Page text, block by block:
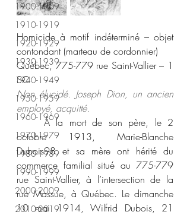
1900-1909
1910-1919
1920-1929
1930-1939
1940-1949
1950-1959
1960-1969
1970-1979
1980-1989
1990-1999
2000-2009
2010-2019
Homicide à motif indéterminé – objet
contondant (marteau de cordonnier)
Québec, 775-779 rue Saint-Vallier – 1
SC
Non élucidé. Joseph Dion, un ancien
employé, acquitté.
	À la mort de son père, le 2
octobre 1913, Marie-Blanche
Dubois98 et sa mère ont hérité du
commerce familial situé au 775-779
rue Saint-Vallier, à l’intersection de la
rue Massue, à Québec. Le dimanche
10 mai 1914, Wilfrid Dubois, 21